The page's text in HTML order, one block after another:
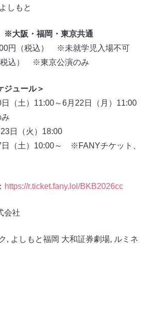
しもと
※大阪・福岡・東京共通
円（税込） ※未就学児入場不可
税込） ※東京公演のみ
ジュール＞
（土）11:00～6月22日（月）11:00
日（火）18:00
（土）10:00～ ※FANYチケット、
https://r.ticket.fany.lol/BKB2026cc
会社
, よしもと福岡 大和証券劇場, ルミネ